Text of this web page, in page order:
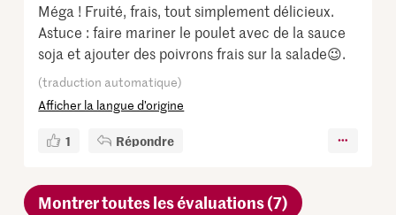
Méga ! Fruité, frais, tout simplement délicieux.
Astuce : faire mariner le poulet avec de la sauce
soja et ajouter des poivrons frais sur la salade😉.
(traduction automatique)
Afficher la langue d’origine
1 Répondre
Montrer toutes les évaluations (7)